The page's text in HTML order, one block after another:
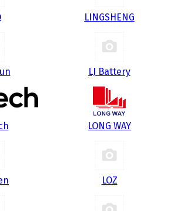
LINGSHENG
LJ Battery
LONG WAY
LOZ